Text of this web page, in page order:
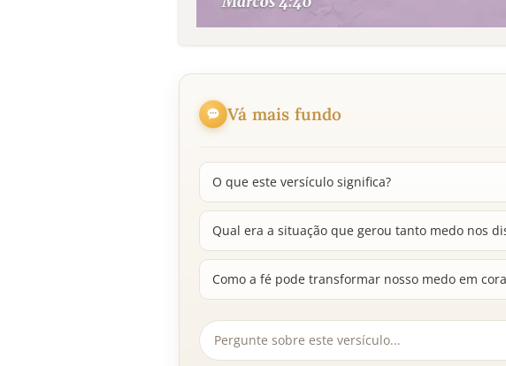
Vá mais fundo
O que este versículo significa?
Qual era a situação que gerou tanto medo nos
Como a fé pode transformar nosso medo em